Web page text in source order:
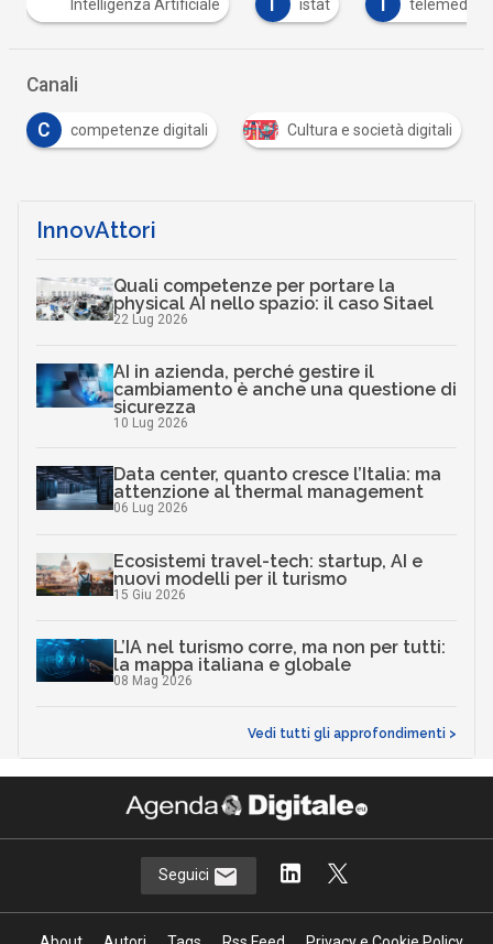
Intelligenza Artificiale istat telemedicina
Canali
C competenze digitali Cultura e società digitali
InnovAttori
Quali competenze per portare la
physical AI nello spazio: il caso Sitael
22 Lug 2026
AI in azienda, perché gestire il
cambiamento è anche una questione di
sicurezza
10 Lug 2026
Data center, quanto cresce l’Italia: ma
attenzione al thermal management
06 Lug 2026
Ecosistemi travel-tech: startup, AI e
nuovi modelli per il turismo
15 Giu 2026
L’IA nel turismo corre, ma non per tutti:
la mappa italiana e globale
08 Mag 2026
Vedi tutti gli approfondimenti >
Seguici